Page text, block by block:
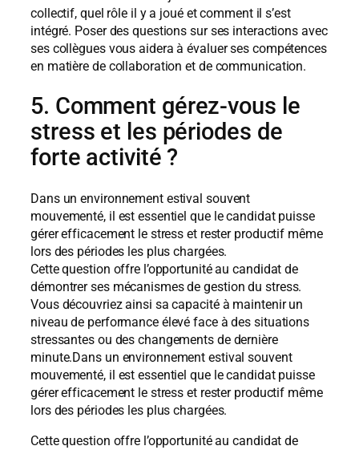
collectif, quel rôle il y a joué et comment il s’est
intégré. Poser des questions sur ses interactions avec
ses collègues vous aidera à évaluer ses compétences
en matière de collaboration et de communication.
5. Comment gérez-vous le
stress et les périodes de
forte activité ?
Dans un environnement estival souvent
mouvementé, il est essentiel que le candidat puisse
gérer efficacement le stress et rester productif même
lors des périodes les plus chargées.
Cette question offre l’opportunité au candidat de
démontrer ses mécanismes de gestion du stress.
Vous découvriez ainsi sa capacité à maintenir un
niveau de performance élevé face à des situations
stressantes ou des changements de dernière
minute.Dans un environnement estival souvent
mouvementé, il est essentiel que le candidat puisse
gérer efficacement le stress et rester productif même
lors des périodes les plus chargées.
Cette question offre l’opportunité au candidat de